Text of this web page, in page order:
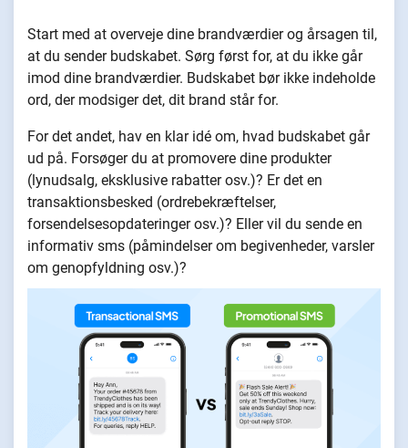
Start med at overveje dine brandværdier og årsagen til,
at du sender budskabet. Sørg først for, at du ikke går
imod dine brandværdier. Budskabet bør ikke indeholde
ord, der modsiger det, dit brand står for.
For det andet, hav en klar idé om, hvad budskabet går
ud på. Forsøger du at promovere dine produkter
(lynudsalg, eksklusive rabatter osv.)? Er det en
transaktionsbesked (ordrebekræftelser,
forsendelsesopdateringer osv.)? Eller vil du sende en
informativ sms (påmindelser om begivenheder, varsler
om genopfyldning osv.)?